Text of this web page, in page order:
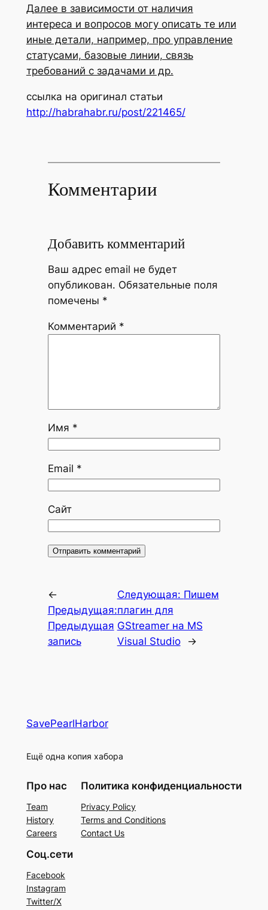
Далее в зависимости от наличия
интереса и вопросов могу описать те или
иные детали, например, про управление
статусами, базовые линии, связь
требований с задачами и др.
ссылка на оригинал статьи
http://habrahabr.ru/post/221465/
Комментарии
Добавить комментарий
Ваш адрес email не будет
опубликован. Обязательные поля
помечены *
Комментарий *
Имя *
Email *
Сайт
←
Предыдущая:
Предыдущая
запись
Следующая: Пишем
плагин для
GStreamer на MS
Visual Studio
→
SavePearlHarbor
Ещё одна копия хабора
Про нас
Team
History
Careers
Политика конфиденциальности
Privacy Policy
Terms and Conditions
Contact Us
Соц.сети
Facebook
Instagram
Twitter/X